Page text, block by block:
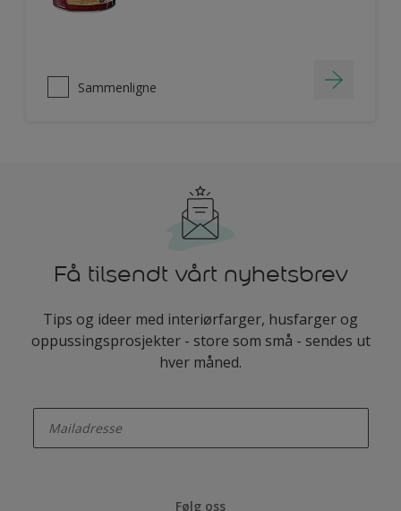
Sammenligne
Få tilsendt vårt nyhetsbrev
Tips og ideer med interiørfarger, husfarger og
oppussingsprosjekter - store som små - sendes ut
hver måned.
Følg oss